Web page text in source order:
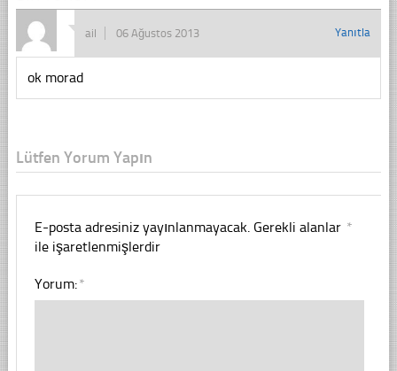
ail 06 Ağustos 2013 Yanıtla
ok morad
Lütfen Yorum Yapın
E-posta adresiniz yayınlanmayacak. Gerekli alanlar *
ile işaretlenmişlerdir
Yorum:*